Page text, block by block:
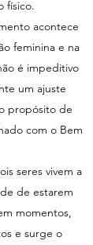
físico.
acontece
feminina e na
é impeditivo
um ajuste
propósito de
com o Bem
seres vivem a
de estarem
momentos,
e surge o